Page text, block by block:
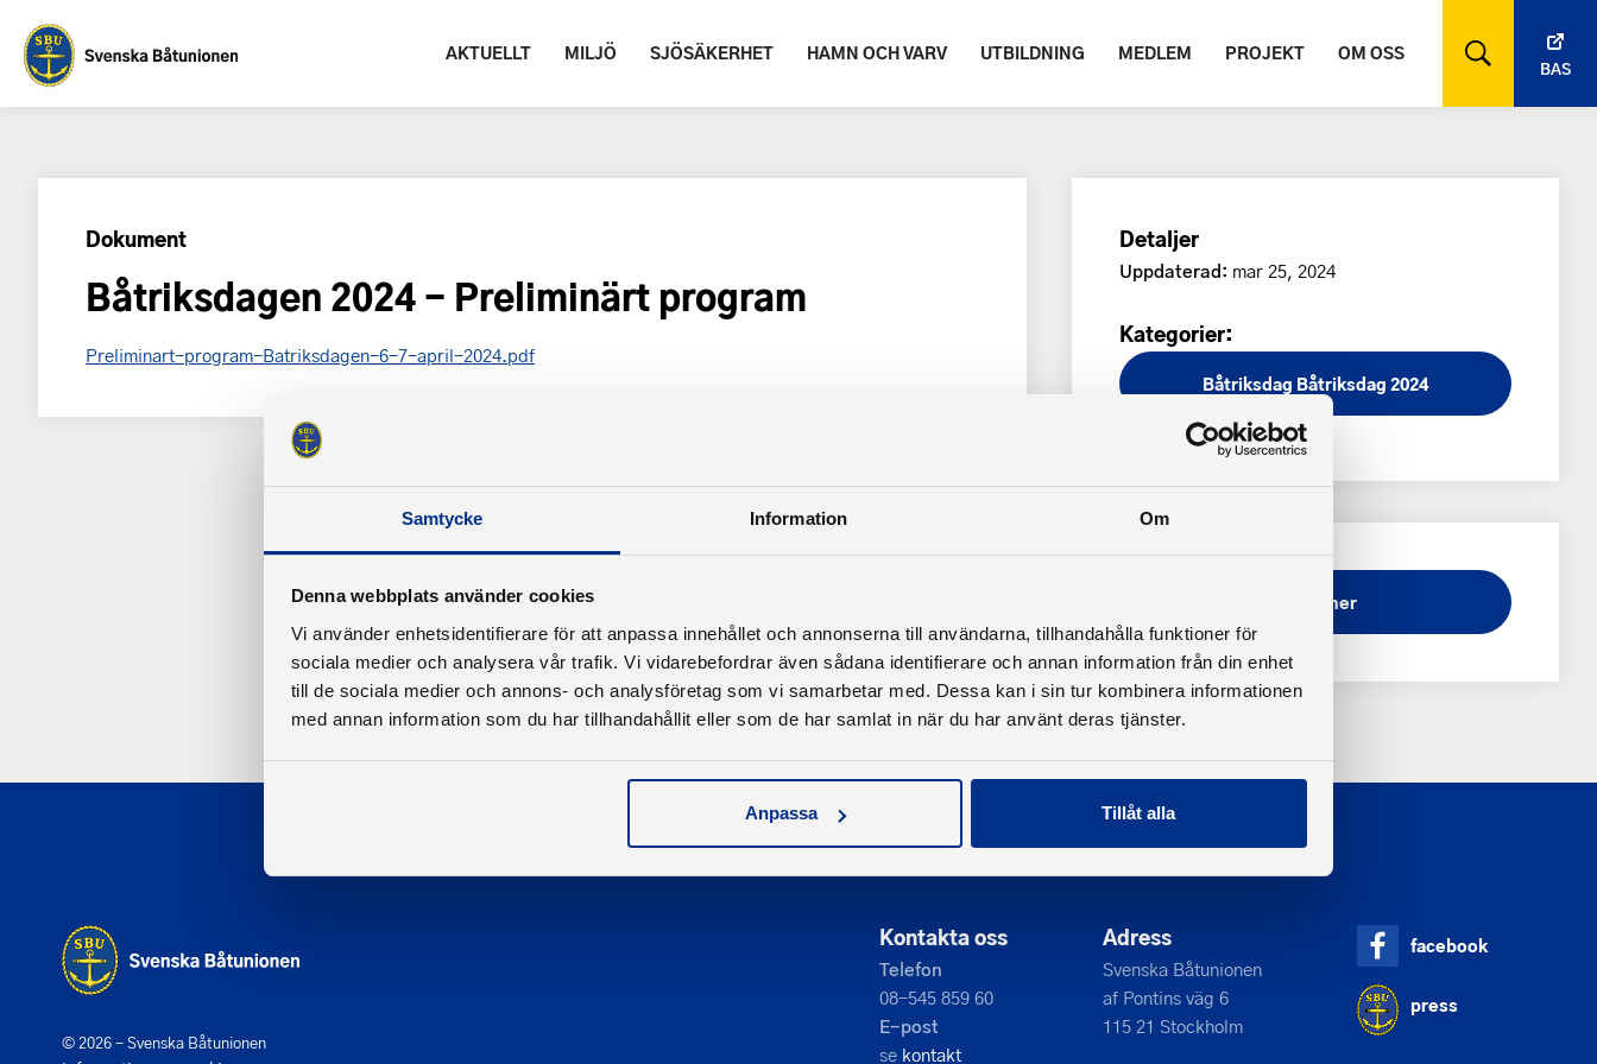
Samtycke Information Om
Denna webbplats använder cookies
Vi använder enhetsidentifierare för att anpassa innehållet och annonserna till användarna, tillhandahålla funktioner för
sociala medier och analysera vår trafik. Vi vidarebefordrar även sådana identifierare och annan information från din enhet
till de sociala medier och annons- och analysföretag som vi samarbetar med. Dessa kan i sin tur kombinera informationen
med annan information som du har tillhandahållit eller som de har samlat in när du har använt deras tjänster.
Anpassa Tillåt alla
AKTUELLT MILJÖ SJÖSÄKERHET HAMN OCH VARV UTBILDNING MEDLEM PROJEKT OM OSS
BAS
Dokument
Båtriksdagen 2024 - Preliminärt program
Preliminart-program-Batriksdagen-6-7-april-2024.pdf
Detaljer
Uppdaterad: mar 25, 2024
Kategorier:
Båtriksdag Båtriksdag 2024
Ladda ner
© 2026 - Svenska Båtunionen
Kontakta oss
Telefon
08-545 859 60
E-post
se kontakt
Adress
Svenska Båtunionen
af Pontins väg 6
115 21 Stockholm
facebook
press